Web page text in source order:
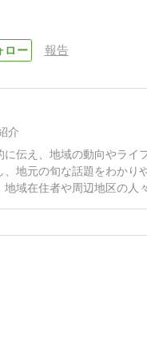
報告
介
伝え、地域の動向やラ
地元の旬な話題をわか
域在住者や周辺地区の人